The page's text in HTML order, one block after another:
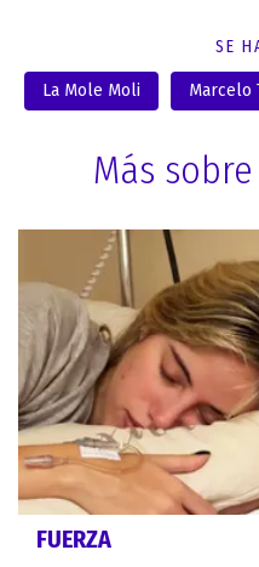
SE
La Mole Moli Marcelo
Más
FUERZA